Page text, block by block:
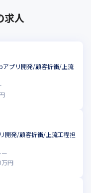
求人
アプリ開発/顧客折衝/上流
開発/顧客折衝/上流工程担
万円